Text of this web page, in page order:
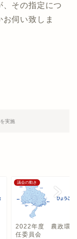
その指定につ
伺い致しま
実施
議会の動き
2022年度 農政環
任委員会